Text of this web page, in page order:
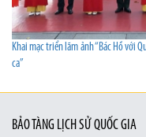
Khai mạc triển lãm ảnh “Bác Hồ với
ca”
BẢO TÀNG LỊCH SỬ QUỐC GIA